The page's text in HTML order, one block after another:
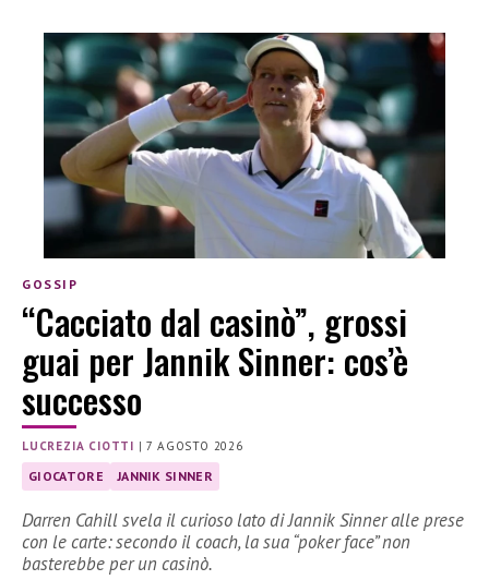
GOSSIP
“Cacciato dal casinò”, grossi
guai per Jannik Sinner: cos’è
successo
LUCREZIA CIOTTI |7 AGOSTO 2026
GIOCATORE JANNIK SINNER
Darren Cahill svela il curioso lato di Jannik Sinner alle prese
con le carte: secondo il coach, la sua “poker face” non
basterebbe per un casinò.